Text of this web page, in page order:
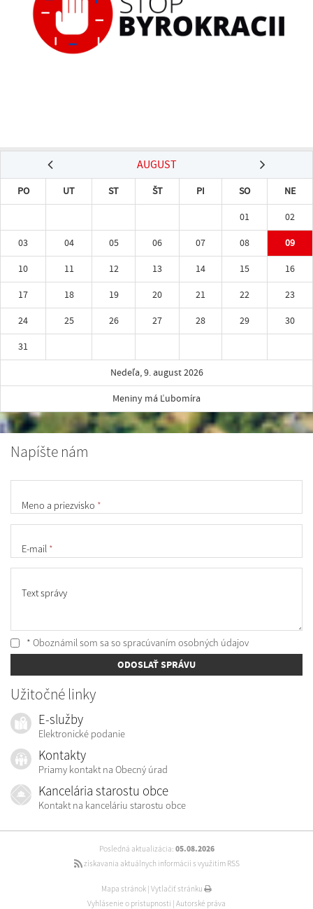
AUGUST
PO UT ST ŠT PI SO
NE
01
02
03
04 05 06 07 08
09
10
11 12 13 14 15
16
17
18 19 20 21 22
23
24
25 26 27 28 29
30
31
Nedeľa, 9. august 2026
Meniny má Ľubomíra
Napíšte nám
Meno a priezvisko *
E-mail *
Text správy
* Oboznámil som sa so spracúvaním osobných údajov
ODOSLAŤ SPRÁVU
Užitočné linky
E-služby
Elektronické podanie
Kontakty
Priamy kontakt na Obecný úrad
Kancelária starostu obce
Kontakt na kanceláriu starostu obce
Posledná aktualizácia: 05.08.2026
získavania aktuálnych informácií s využitím RSS
Mapa stránok Vytlačiť stránku
Vyhlásenie o prístupnosti Autorské práva